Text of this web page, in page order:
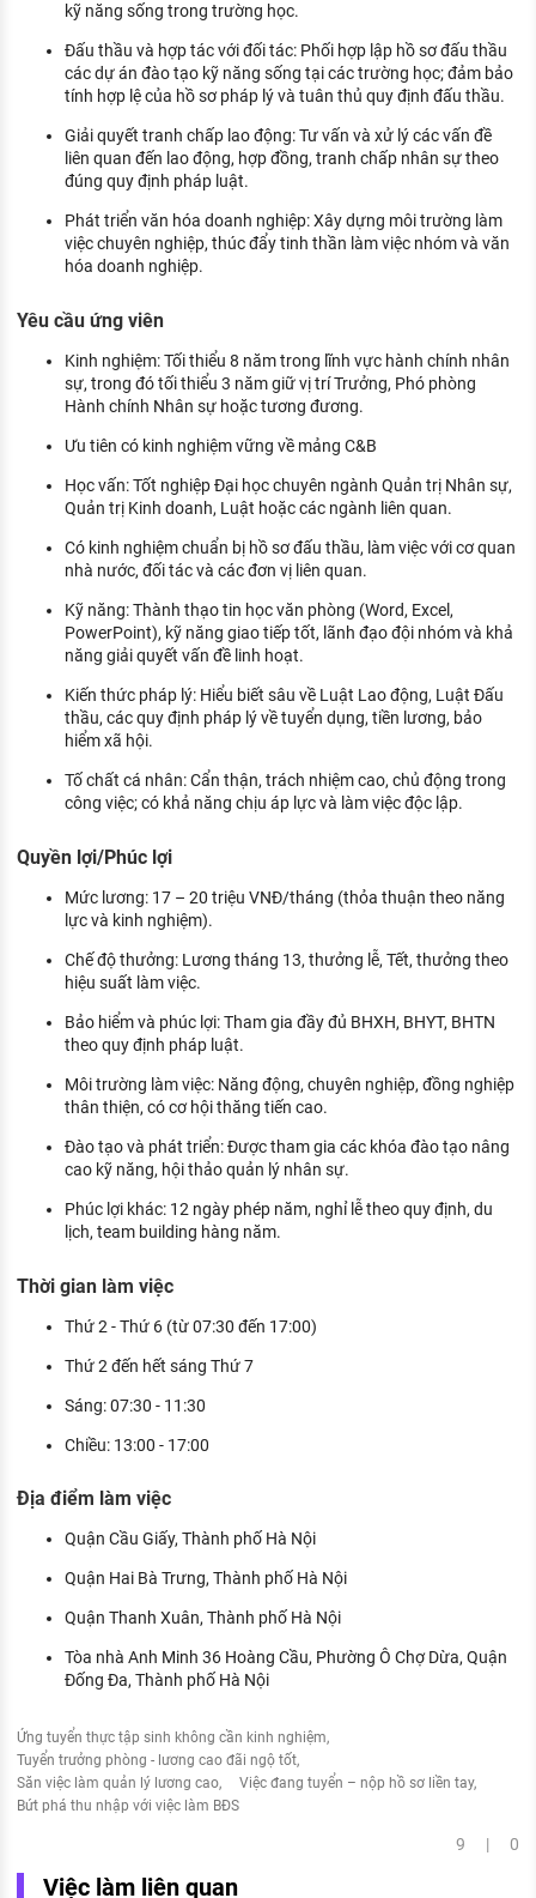
kỹ năng sống trong trường học.
Đấu thầu và hợp tác với đối tác: Phối hợp lập hồ sơ đấu thầu
các dự án đào tạo kỹ năng sống tại các trường học; đảm bảo
tính hợp lệ của hồ sơ pháp lý và tuân thủ quy định đấu thầu.
Giải quyết tranh chấp lao động: Tư vấn và xử lý các vấn đề
liên quan đến lao động, hợp đồng, tranh chấp nhân sự theo
đúng quy định pháp luật.
Phát triển văn hóa doanh nghiệp: Xây dựng môi trường làm
việc chuyên nghiệp, thúc đẩy tinh thần làm việc nhóm và văn
hóa doanh nghiệp.
Yêu cầu ứng viên
Kinh nghiệm: Tối thiểu 8 năm trong lĩnh vực hành chính nhân
sự, trong đó tối thiểu 3 năm giữ vị trí Trưởng, Phó phòng
Hành chính Nhân sự hoặc tương đương.
Ưu tiên có kinh nghiệm vững về mảng C&B
Học vấn: Tốt nghiệp Đại học chuyên ngành Quản trị Nhân sự,
Quản trị Kinh doanh, Luật hoặc các ngành liên quan.
Có kinh nghiệm chuẩn bị hồ sơ đấu thầu, làm việc với cơ quan
nhà nước, đối tác và các đơn vị liên quan.
Kỹ năng: Thành thạo tin học văn phòng (Word, Excel,
PowerPoint), kỹ năng giao tiếp tốt, lãnh đạo đội nhóm và khả
năng giải quyết vấn đề linh hoạt.
Kiến thức pháp lý: Hiểu biết sâu về Luật Lao động, Luật Đấu
thầu, các quy định pháp lý về tuyển dụng, tiền lương, bảo
hiểm xã hội.
Tố chất cá nhân: Cẩn thận, trách nhiệm cao, chủ động trong
công việc; có khả năng chịu áp lực và làm việc độc lập.
Quyền lợi/Phúc lợi
Mức lương: 17 – 20 triệu VNĐ/tháng (thỏa thuận theo năng
lực và kinh nghiệm).
Chế độ thưởng: Lương tháng 13, thưởng lễ, Tết, thưởng theo
hiệu suất làm việc.
Bảo hiểm và phúc lợi: Tham gia đầy đủ BHXH, BHYT, BHTN
theo quy định pháp luật.
Môi trường làm việc: Năng động, chuyên nghiệp, đồng nghiệp
thân thiện, có cơ hội thăng tiến cao.
Đào tạo và phát triển: Được tham gia các khóa đào tạo nâng
cao kỹ năng, hội thảo quản lý nhân sự.
Phúc lợi khác: 12 ngày phép năm, nghỉ lễ theo quy định, du
lịch, team building hàng năm.
Thời gian làm việc
Thứ 2 - Thứ 6 (từ 07:30 đến 17:00)
Thứ 2 đến hết sáng Thứ 7
Sáng: 07:30 - 11:30
Chiều: 13:00 - 17:00
Địa điểm làm việc
Quận Cầu Giấy, Thành phố Hà Nội
Quận Hai Bà Trưng, Thành phố Hà Nội
Quận Thanh Xuân, Thành phố Hà Nội
Tòa nhà Anh Minh 36 Hoàng Cầu, Phường Ô Chợ Dừa, Quận
Đống Đa, Thành phố Hà Nội
Ứng tuyển thực tập sinh không cần kinh nghiệm
Tuyển trưởng phòng - lương cao đãi ngộ tốt
Săn việc làm quản lý lương cao
Việc đang tuyển – nộp hồ sơ liền tay
Bứt phá thu nhập với việc làm BĐS
9 | 0
Việc làm liên quan